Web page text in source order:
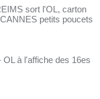
sort l'OL, carton
petits poucets
à l'affiche des 16es